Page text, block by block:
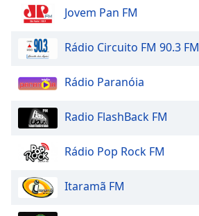
Color
Opacity
Font
Size
Edge
Jovem Pan FM
Rádio Circuito FM 90.3 FM
Rádio Paranóia
Radio FlashBack FM
Rádio Pop Rock FM
Itaramã FM